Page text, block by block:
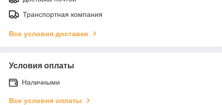
Транспортная компания
Все условия доставки
Условия оплаты
Наличными
Все условия оплаты